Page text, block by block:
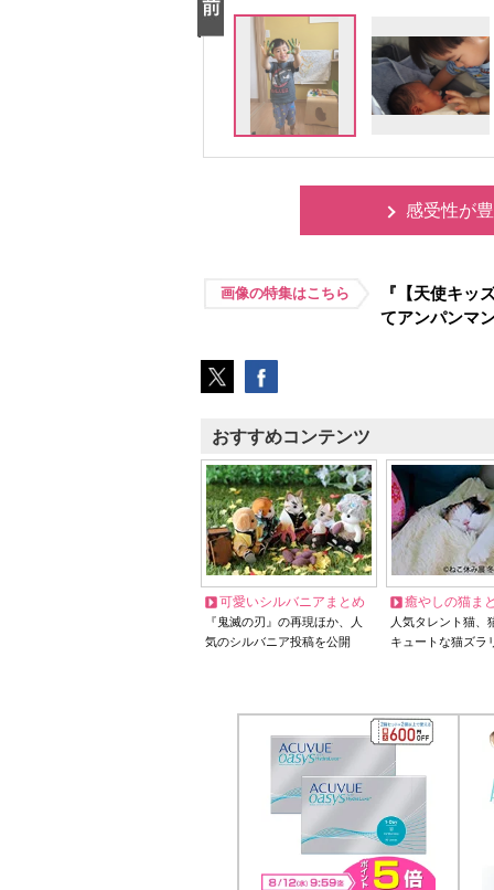
感受性が
画像の特集はこちら
『【天使キッ
てアンパンマ
おすすめコンテンツ
可愛いシルバニアまとめ
『鬼滅の刃』の再現ほか、人
気のシルバニア投稿を公開
癒やしの猫ま
人気タレント猫
キュートな猫ズラ